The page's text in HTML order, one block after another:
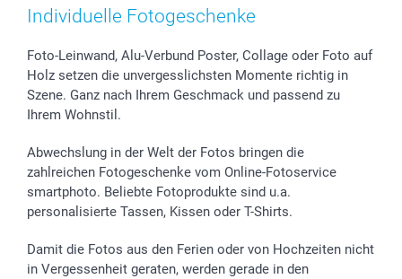
Individuelle Fotogeschenke
Foto-Leinwand, Alu-Verbund Poster, Collage oder Foto auf
Holz setzen die unvergesslichsten Momente richtig in
Szene. Ganz nach Ihrem Geschmack und passend zu
Ihrem Wohnstil.
Abwechslung in der Welt der Fotos bringen die
zahlreichen Fotogeschenke vom Online-Fotoservice
smartphoto. Beliebte Fotoprodukte sind u.a.
personalisierte Tassen, Kissen oder T-Shirts.
Damit die Fotos aus den Ferien oder von Hochzeiten nicht
in Vergessenheit geraten, werden gerade in den